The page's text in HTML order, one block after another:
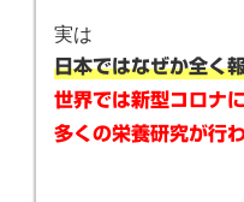
実は
日本ではなぜか全く
世界では新型コロナ
多くの栄養研究が行